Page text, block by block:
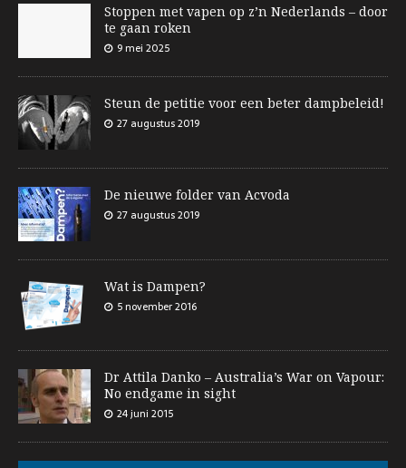
Stoppen met vapen op z’n Nederlands – door
te gaan roken
9 mei 2025
Steun de petitie voor een beter dampbeleid!
27 augustus 2019
De nieuwe folder van Acvoda
27 augustus 2019
Wat is Dampen?
5 november 2016
Dr Attila Danko – Australia’s War on Vapour:
No endgame in sight
24 juni 2015